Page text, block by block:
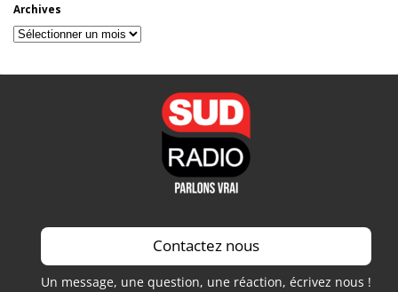
Archives
Archives
Contactez nous
Un message, une question, une réaction, écrivez nous !